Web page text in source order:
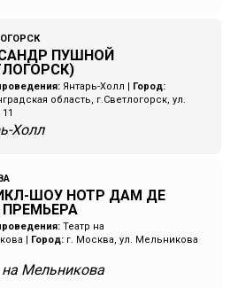
ПУШНОЙ
Янтарь-Холл
Город:
область, г.Светлогорск, ул.
Холл
ШОУ НОТР ДАМ ДЕ
ПРЕМЬЕРА
Театр на
Город: г. Москва, ул. Мельникова
на Мельникова